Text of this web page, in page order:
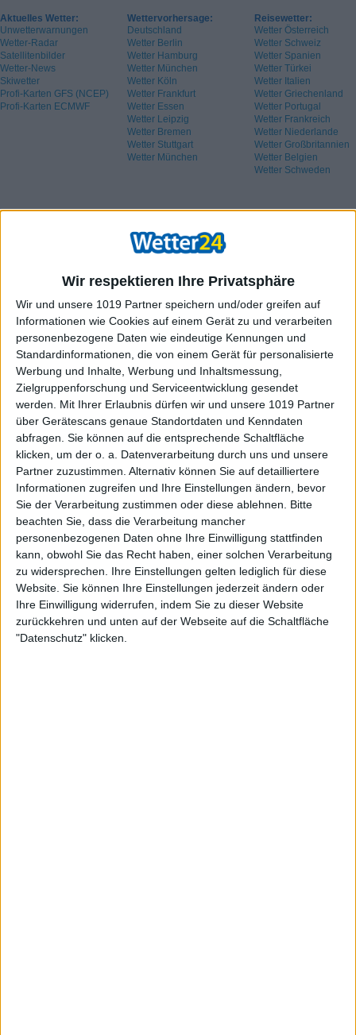
Wir respektieren Ihre Privatsphäre
Wir und unsere 1019 Partner speichern und/oder greifen auf
Informationen wie Cookies auf einem Gerät zu und verarbeiten
personenbezogene Daten wie eindeutige Kennungen und
Standardinformationen, die von einem Gerät für personalisierte
Werbung und Inhalte, Werbung und Inhaltsmessung,
Zielgruppenforschung und Serviceentwicklung gesendet
werden.
Mit Ihrer Erlaubnis dürfen wir und unsere 1019 Partner
über Gerätescans genaue Standortdaten und Kenndaten
abfragen. Sie können auf die entsprechende Schaltfläche
klicken, um der o. a. Datenverarbeitung durch uns und unsere
Partner zuzustimmen. Alternativ können Sie auf detailliertere
Informationen zugreifen und Ihre Einstellungen ändern, bevor
Sie der Verarbeitung zustimmen oder diese ablehnen.
Bitte
beachten Sie, dass die Verarbeitung mancher
personenbezogenen Daten ohne Ihre Einwilligung stattfinden
kann, obwohl Sie das Recht haben, einer solchen Verarbeitung
zu widersprechen. Ihre Einstellungen gelten lediglich für diese
Website. Sie können Ihre Einstellungen jederzeit ändern oder
Ihre Einwilligung widerrufen, indem Sie zu dieser Website
zurückkehren und unten auf der Webseite auf die Schaltfläche
"Datenschutz" klicken.
Aktuelles Wetter:
Unwetterwarnungen
Wetter-Radar
Satellitenbilder
Wetter-News
Skiwetter
Profi-Karten GFS (NCEP)
Profi-Karten ECMWF
Wettervorhersage:
Deutschland
Wetter Berlin
Wetter Hamburg
Wetter München
Wetter Köln
Wetter Frankfurt
Wetter Essen
Wetter Leipzig
Wetter Bremen
Wetter Stuttgart
Wetter München
Reisewetter:
Wetter Österreich
Wetter Schweiz
Wetter Spanien
Wetter Türkei
Wetter Italien
Wetter Griechenland
Wetter Portugal
Wetter Frankreich
Wetter Niederlande
Wetter Großbritannien
Wetter Belgien
Wetter Schweden